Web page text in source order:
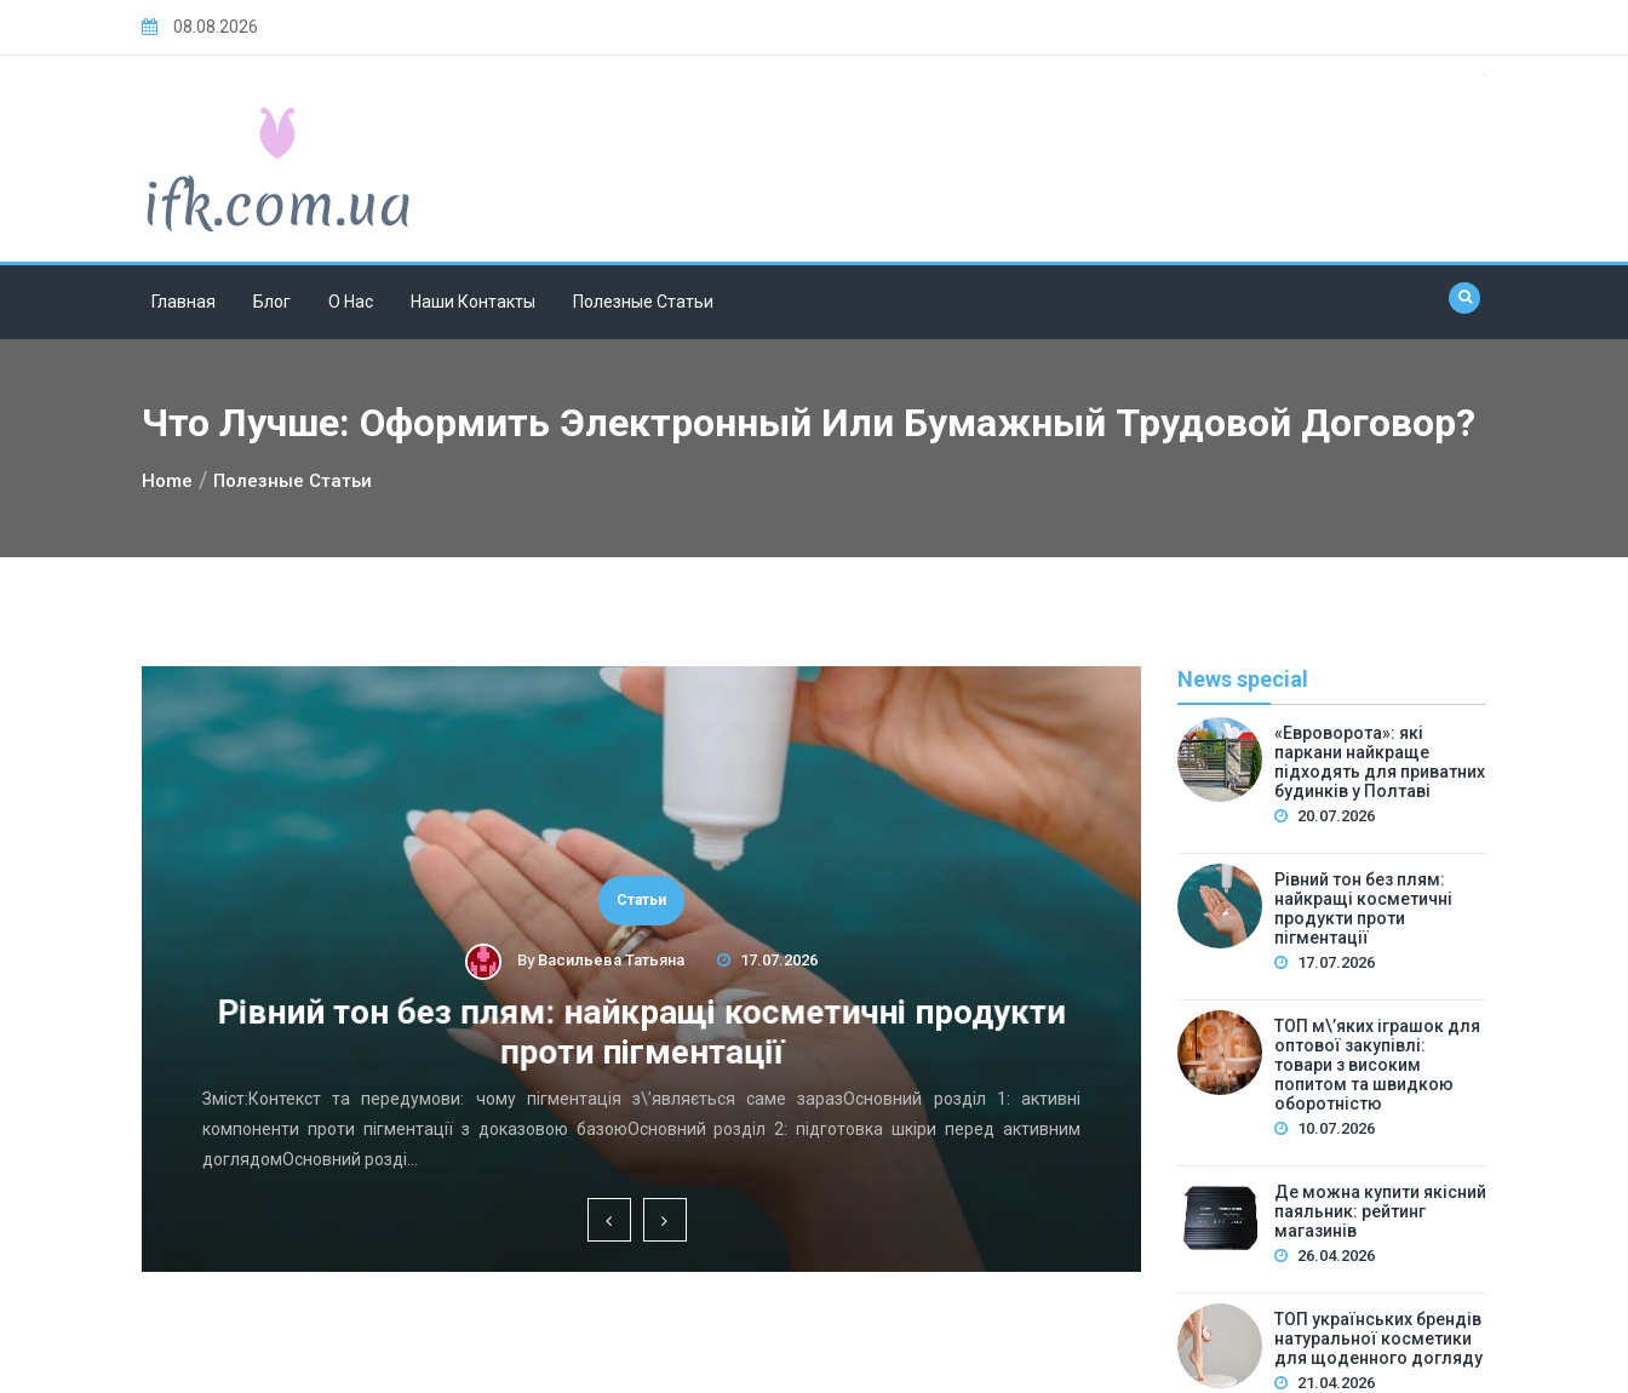
08.08.2026
Главная Блог О Нас Наши Контакты Полезные Статьи
Что Лучше: Оформить Электронный Или Бумажный Трудовой Договор?
Home Полезные Статьи
Статьи
By Васильева Татьяна 17.07.2026
Рівний тон без плям: найкращі косметичні продукти
проти пігментації
Зміст:Контекст та передумови: чому пігментація з\’являється саме заразОсновний розділ 1: активні
компоненти проти пігментації з доказовою базоюОсновний розділ 2: підготовка шкіри перед активним
доглядомОсновний розді…
ТОП м\’яких іграшок для
високим попитом
Зміст:Історія попиту на м\’які іграшки: від
оптової закупівлі у 2026 роціKalibri — лідер за
News special
«Евроворота»: які
паркани найкраще
підходять для приватних
будинків у Полтаві
20.07.2026
Рівний тон без плям:
найкращі косметичні
продукти проти
пігментації
17.07.2026
ТОП м\’яких іграшок для
оптової закупівлі:
товари з високим
попитом та швидкою
оборотністю
10.07.2026
Де можна купити якісний
паяльник: рейтинг
магазинів
26.04.2026
ТОП українських брендів
натуральної косметики
для щоденного догляду
21.04.2026